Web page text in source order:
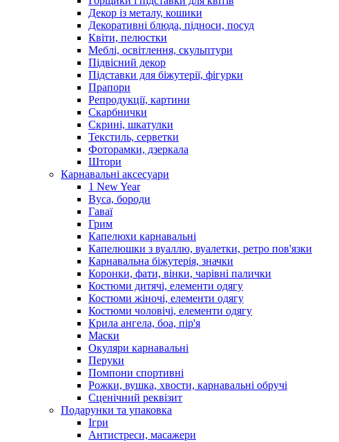
Декор із металу, кошики
Декоративні блюда, підноси, посуд
Квіти, пелюстки
Меблі, освітлення, скульптури
Підвісний декор
Підставки для біжутерії, фігурки
Прапори
Репродукції, картини
Скарбнички
Скрині, шкатулки
Текстиль, серветки
Фоторамки, дзеркала
Штори
Карнавальні аксесуари
1 New Year
Вуса, бороди
Гаваї
Грим
Капелюхи карнавальні
Капелюшки з вуаллю, вуалетки, ретро пов'язки
Карнавальна біжутерія, значки
Коронки, фати, вінки, чарівні палички
Костюми дитячі, елементи одягу
Костюми жіночі, елементи одягу
Костюми чоловічі, елементи одягу
Крила ангела, боа, пір'я
Маски
Окуляри карнавальні
Перуки
Помпони спортивні
Рожки, вушка, хвости, карнавальні обручі
Сценічний реквізит
Подарунки та упаковка
Ігри
Антистреси, масажери